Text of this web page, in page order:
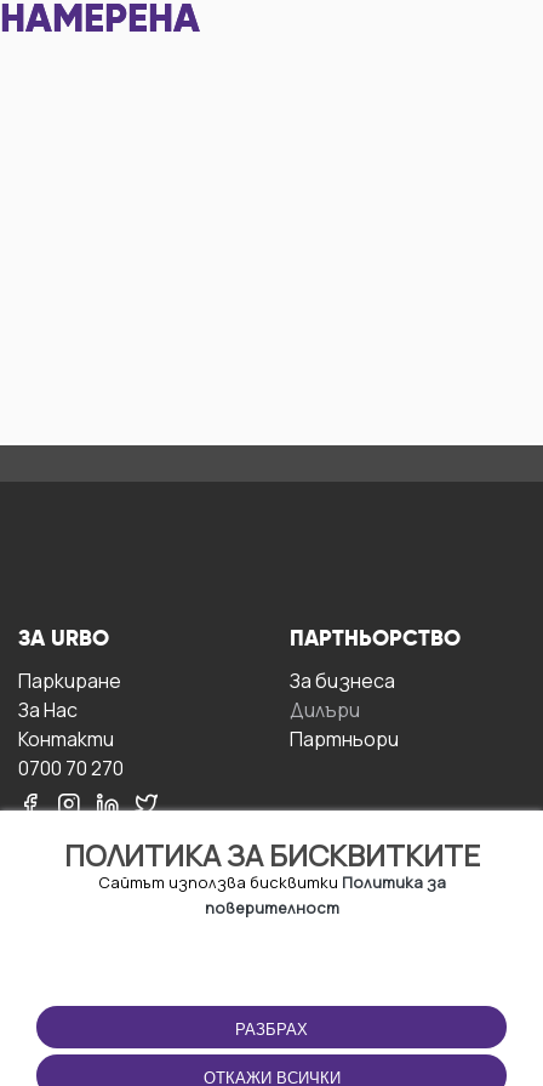
НАМЕРЕНА
ПОЛИТИКА ЗА БИСКВИТКИТЕ
Сайтът използва бисквитки Политика за
поверителност
РАЗБРАХ
ОТКАЖИ ВСИЧКИ
ЗА URBO
Паркиране
За Hас
Контакти
0700 70 270
ПАРТНЬОРСТВО
За бизнесa
Дилъри
Партньори
ПОЛЗВАНЕ
Правила и условия за
ползване
ПРИЛОЖЕНИЕТО